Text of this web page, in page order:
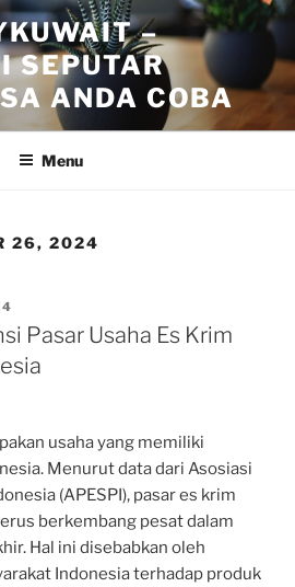
–
SEPUTAR
ANDA COBA
Menu
26, 2024
Pasar Usaha Es Krim
usaha yang memiliki
Menurut data dari Asosiasi
(APESPI), pasar es krim
berkembang pesat dalam
Hal ini disebabkan oleh
Indonesia terhadap produk